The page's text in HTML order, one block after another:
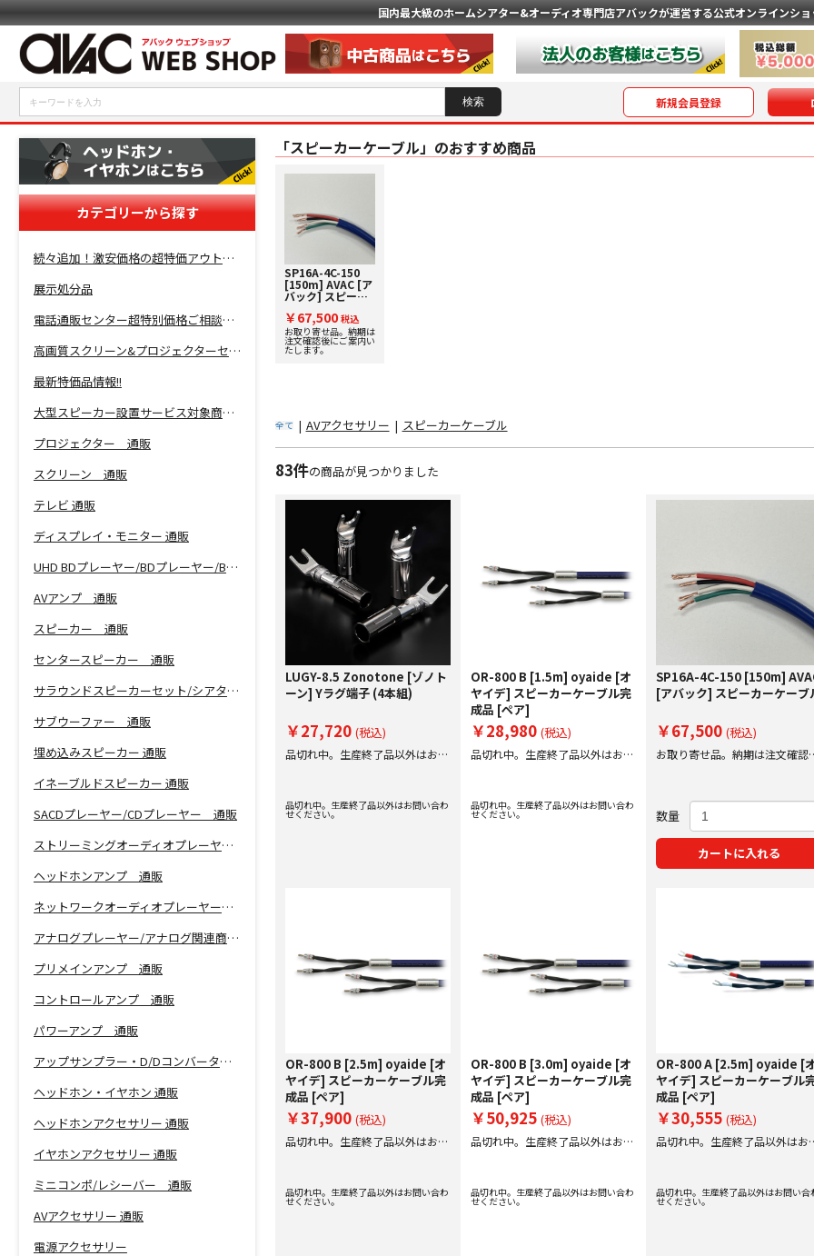
国内最大級のホームシアター&オーディオ専門店アバックが運営する公式オンラインショ
新規会員登録
カテゴリーから探す
続々追加！激安価格の超特価アウトレットセール開催！
展示処分品
電話通販センター超特別価格ご相談コーナー！
高画質スクリーン&プロジェクターセット超特価！
最新特価品情報!!
大型スピーカー設置サービス対象商品！
プロジェクター 通販
スクリーン 通販
テレビ 通販
ディスプレイ・モニター 通販
UHD BDプレーヤー/BDプレーヤー/BDレコーダー 通販
AVアンプ 通販
スピーカー 通販
センタースピーカー 通販
サラウンドスピーカーセット/シアターバー 通販
サブウーファー 通販
埋め込みスピーカー 通販
イネーブルドスピーカー 通販
SACDプレーヤー/CDプレーヤー 通販
ストリーミングオーディオプレーヤー 通販
ヘッドホンアンプ 通販
ネットワークオーディオプレーヤー 通販
アナログプレーヤー/アナログ関連商品 通販
プリメインアンプ 通販
コントロールアンプ 通販
パワーアンプ 通販
アップサンプラー・D/Dコンバーター 通販
ヘッドホン・イヤホン 通販
ヘッドホンアクセサリー 通販
イヤホンアクセサリー 通販
ミニコンポ/レシーバー 通販
AVアクセサリー 通販
電源アクセサリー
「スピーカーケーブル」のおすすめ商品
SP16A-4C-150
[150m] AVAC [ア
バック] スピーカ
ーケーブル
￥67,500 税込
お取り寄せ品。納期は
注文確認後にご案内い
たします。
全て | AVアクセサリー | スピーカーケーブル
83件の商品が見つかりました
LUGY-8.5 Zonotone [ゾノト
ーン] Yラグ端子 (4本組)
￥27,720 (税込)
品切れ中。生産終了品以外はお問
品切れ中。生産終了品以外はお問い合わ
せください。
OR-800 B [1.5m] oyaide [オ
ヤイデ] スピーカーケーブル完
成品 [ペア]
￥28,980 (税込)
品切れ中。生産終了品以外はお問
品切れ中。生産終了品以外はお問い合わ
せください。
SP16A-4C-150 [150m]
[アバック] スピーカーケーブ
￥67,500(税込)
お取り寄せ品。納期は注文確認
数量
カートに入れる
OR-800 B [2.5m] oyaide [オ
ヤイデ] スピーカーケーブル完
成品 [ペア]
￥37,900 (税込)
品切れ中。生産終了品以外はお問
品切れ中。生産終了品以外はお問い合わ
せください。
OR-800 B [3.0m] oyaide [オ
ヤイデ] スピーカーケーブル完
成品 [ペア]
￥50,925 (税込)
品切れ中。生産終了品以外はお問
品切れ中。生産終了品以外はお問い合わ
せください。
OR-800 A [2.5m] oyaide [
ヤイデ] スピーカーケーブル
成品 [ペア]
￥30,555(税込)
品切れ中。生産終了品以外はお
品切れ中。生産終了品以外はお問い合
せください。